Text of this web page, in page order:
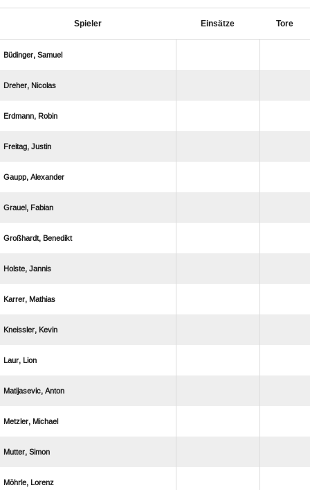
Spieler Einsätze Tore
 
 
 
 
 
 
 
 
 
 
 
 
 
 
 